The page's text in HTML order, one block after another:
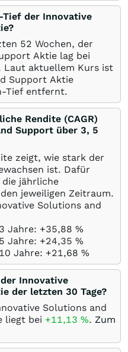
Tief der Innovative
52 Wochen, der
Aktie lag bei
Laut aktuellem Kurs ist
Support Aktie
Tief entfernt.
Rendite (CAGR)
Support über 3, 5
zeigt, wie stark der
ist. Dafür
die jährliche
jeweiligen Zeitraum.
Solutions and
Jahre: +35,88 %
Jahre: +24,35 %
Jahre: +21,68 %
Innovative
der letzten 30 Tage?
Solutions and
liegt bei +11,13 %. Zum